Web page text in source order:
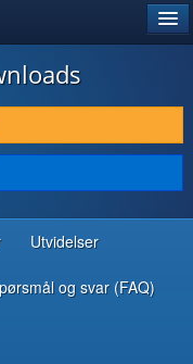
Utvidelser
og svar (FAQ)